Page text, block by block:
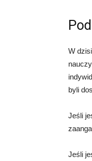
W
byli
Jeśli
Jeśli